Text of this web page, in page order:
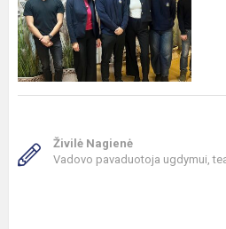
Živilė Nagienė
Vadovo pavaduotoja ugdymui,